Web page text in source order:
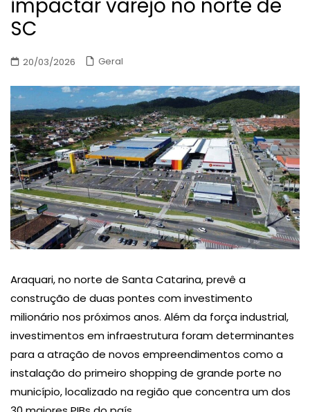
impactar varejo no norte de
SC
20/03/2026 Geral
Araquari, no norte de Santa Catarina, prevê a
construção de duas pontes com investimento
milionário nos próximos anos. Além da força industrial,
investimentos em infraestrutura foram determinantes
para a atração de novos empreendimentos como a
instalação do primeiro shopping de grande porte no
município, localizado na região que concentra um dos